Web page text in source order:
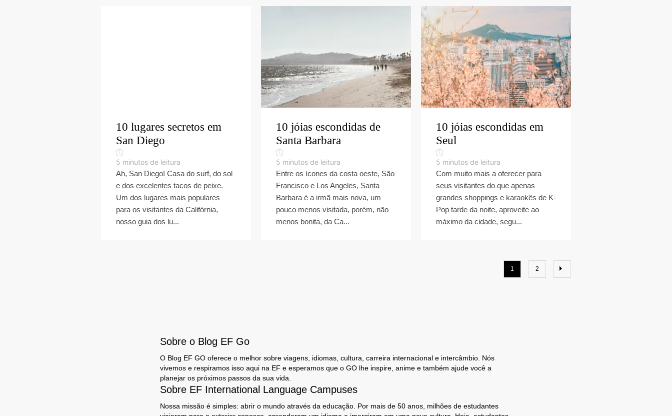
10 lugares secretos em
San Diego
5 minutos de leitura
Ah, San Diego! Casa do surf, do sol
e dos excelentes tacos de peixe.
Um dos lugares mais populares
para os visitantes da Califórnia,
nosso guia dos lu...
10 jóias escondidas de
Santa Barbara
5 minutos de leitura
Entre os ícones da costa oeste, São
Francisco e Los Angeles, Santa
Barbara é a irmã mais nova, um
pouco menos visitada, porém, não
menos bonita, da Ca...
10 jóias escondidas em
Seul
5 minutos de leitura
Com muito mais a oferecer para
seus visitantes do que apenas
grandes shoppings e karaokês de K-
Pop tarde da noite, aproveite ao
máximo da cidade, segu...
1 2
Sobre o Blog EF Go
O Blog EF GO oferece o melhor sobre viagens, idiomas, cultura, carreira internacional e intercâmbio. Nós
vivemos e respiramos isso aqui na EF e esperamos que o GO lhe inspire, anime e também ajude você a
planejar os próximos passos da sua vida.
Sobre EF International Language Campuses
Nossa missão é simples: abrir o mundo através da educação. Por mais de 50 anos, milhões de estudantes